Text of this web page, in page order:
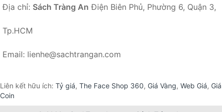
Địa chỉ: Sách Tràng An Điện Biên Phủ, Phường 6, Quận 3,
Tp.HCM
Email: lienhe@sachtrangan.com
Liên kết hữu ích: Tỷ giá, The Face Shop 360, Giá Vàng, Web Giá, Giá
Coin